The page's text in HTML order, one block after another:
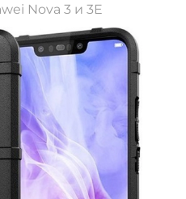
Nova 3 и 3E